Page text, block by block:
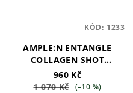
AMPLE:N ENTANGLE
COLLAGEN SHOT
AMPOULE - 30ml
960 Kč
1 070 Kč
(–10 %)
KÓD: 1233